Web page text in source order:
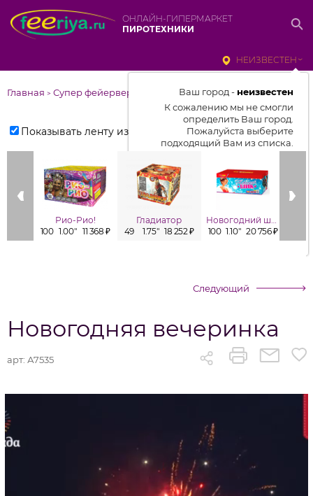
ОНЛАЙН-ГИПЕРМАРКЕТ
ПИРОТЕХНИКИ
НЕИЗВЕСТЕН
Ваш город - неизвестен
К сожалению мы не смогли
определить Ваш город.
Пожалуйста выберите
подходящий Вам из списка.
Выбрать город
От выбранного города зависит
цены, наличие и условия
доставки
Главная > Супер фейерверки
Показывать ленту изделий
Рио-Рио!
100 1.00" 11 368 ₽
Гладиатор
49
1.75" 18 252 ₽
Новогодний шик
100 1.10" 20 756 ₽
Следующий
Новогодняя вечеринка
арт: А7535